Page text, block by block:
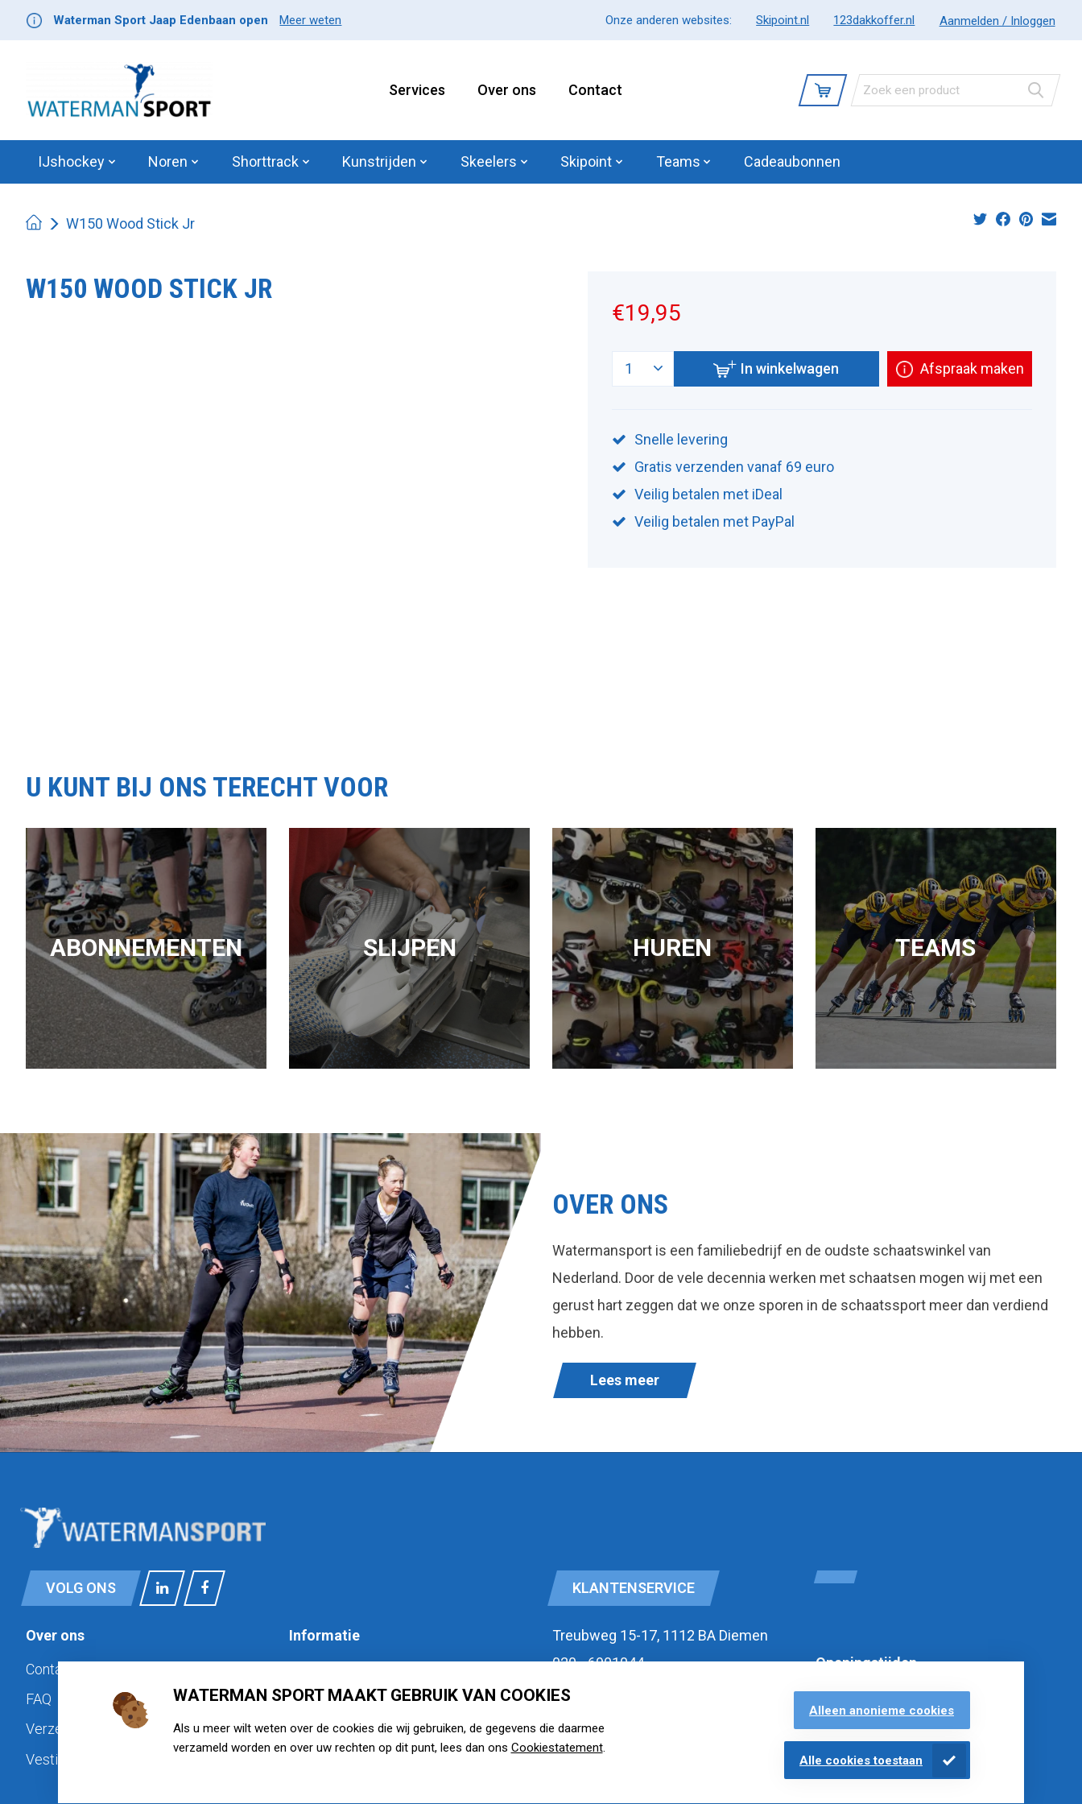
WATERMAN SPORT MAAKT GEBRUIK VAN COOKIES
Als u meer wilt weten over de cookies die wij gebruiken, de gegevens die daarmee
verzameld worden en over uw rechten op dit punt, lees dan ons Cookiestatement.
Alleen anonieme cookies
Alle cookies toestaan
Waterman Sport Jaap Edenbaan open Meer weten Onze anderen websites: Skipoint.nl 123dakkoffer.nl Aanmelden / Inloggen
Services Over ons Contact
IJshockey Noren Shorttrack Kunstrijden Skeelers Skipoint Teams Cadeaubonnen
W150 Wood Stick Jr
W150 WOOD STICK JR
€19,95
In winkelwagen Afspraak maken
Snelle levering
Gratis verzenden vanaf 69 euro
Veilig betalen met iDeal
Veilig betalen met PayPal
U KUNT BIJ ONS TERECHT VOOR
ABONNEMENTEN SLIJPEN HUREN TEAMS
OVER ONS
Watermansport is een familiebedrijf en de oudste schaatswinkel van
Nederland. Door de vele decennia werken met schaatsen mogen wij met een
gerust hart zeggen dat we onze sporen in de schaatssport meer dan verdiend
hebben.
Lees meer
VOLG ONS
Over ons
Contact
FAQ
Verzenden & retourneren
Vestigingen
Informatie
Cookiebeleid
Disclaimer
Algemene voorwaarden
KLANTENSERVICE
Treubweg 15-17, 1112 BA Diemen
020 - 6901044
Openingstijden
zie watermansport.nl
Openingstijden